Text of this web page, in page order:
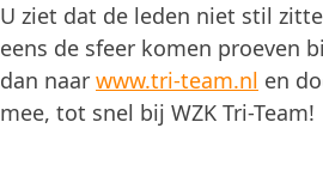
U ziet dat de leden niet stil
eens de sfeer komen proeven
dan naar www.tri-team.nl en
mee, tot snel bij WZK Tri-Team!